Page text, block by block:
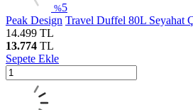
%5
Peak Design Travel Duffel 80L Seyahat
14.499 TL
13.774 TL
Sepete Ekle